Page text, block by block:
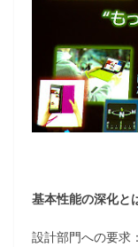
基本性能の深化と
設計部門への要求